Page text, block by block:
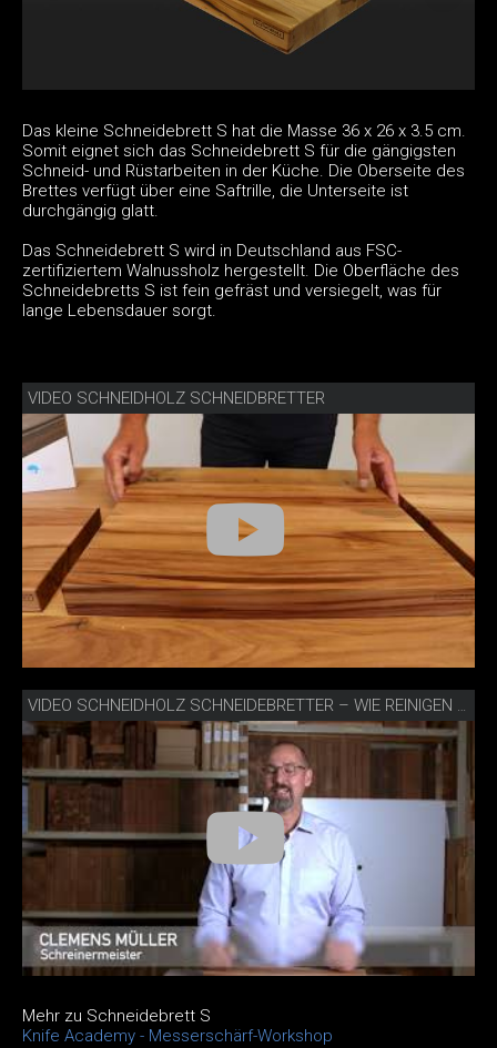
Das kleine Schneidebrett S hat die Masse 36 x 26 x 3.5 cm.
Somit eignet sich das Schneidebrett S für die gängigsten
Schneid- und Rüstarbeiten in der Küche. Die Oberseite des
Brettes verfügt über eine Saftrille, die Unterseite ist
durchgängig glatt.
Das Schneidebrett S wird in Deutschland aus FSC-
zertifiziertem Walnussholz hergestellt. Die Oberfläche des
Schneidebretts S ist fein gefräst und versiegelt, was für
lange Lebensdauer sorgt.
VIDEO SCHNEIDHOLZ SCHNEIDBRETTER
VIDEO SCHNEIDHOLZ SCHNEIDEBRETTER – WIE REINIGEN UND PFLEGEN?
Mehr zu Schneidebrett S
Knife Academy - Messerschärf-Workshop